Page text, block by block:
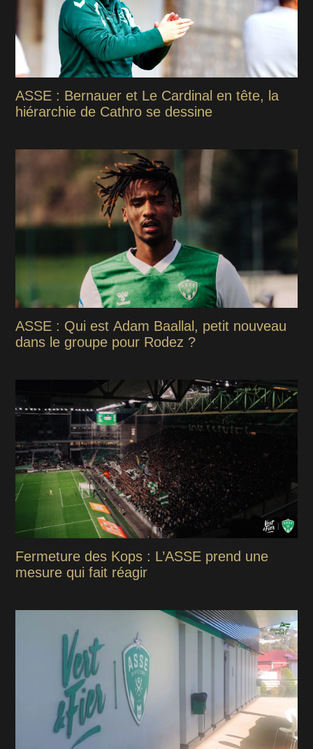
ASSE : Bernauer et Le Cardinal en tête, la
hiérarchie de Cathro se dessine
ASSE : Qui est Adam Baallal, petit nouveau
dans le groupe pour Rodez ?
Fermeture des Kops : L’ASSE prend une
mesure qui fait réagir